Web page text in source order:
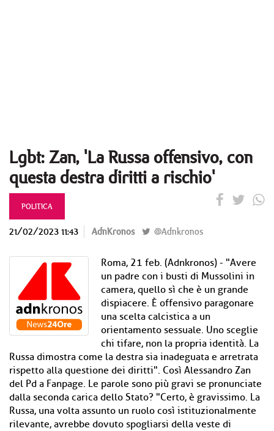
Lgbt: Zan, 'La Russa offensivo, con
questa destra diritti a rischio'
POLITICA
21/02/2023 11:43 AdnKronos @Adnkronos
Roma, 21 feb. (Adnkronos) - "Avere
un padre con i busti di Mussolini in
camera, quello sì che è un grande
dispiacere. È offensivo paragonare
una scelta calcistica a un
orientamento sessuale. Uno sceglie
chi tifare, non la propria identità. La
Russa dimostra come la destra sia inadeguata e arretrata
rispetto alla questione dei diritti". Così Alessandro Zan
del Pd a Fanpage. Le parole sono più gravi se pronunciate
dalla seconda carica dello Stato? "Certo, è gravissimo. La
Russa, una volta assunto un ruolo così istituzionalmente
rilevante, avrebbe dovuto spogliarsi della veste di